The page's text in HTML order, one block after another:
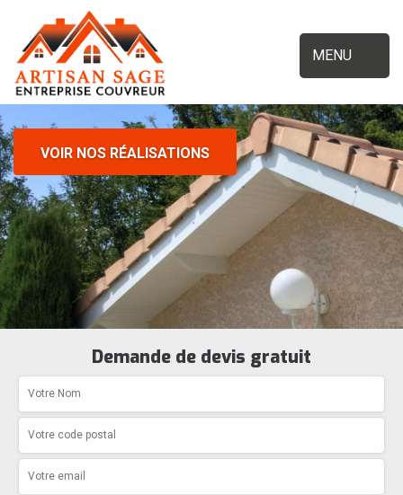
MENU
VOIR NOS RÉALISATIONS
Demande de devis gratuit